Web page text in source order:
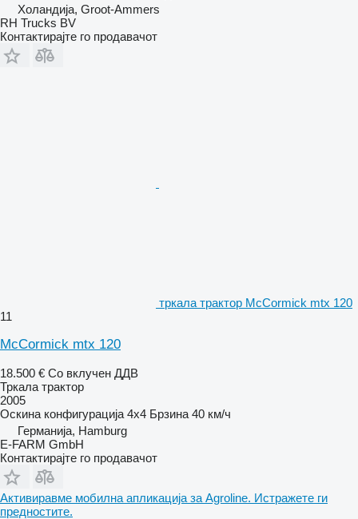
Холандија, Groot-Ammers
RH Trucks BV
Контактирајте го продавачот
тркала трактор McCormick mtx 120
11
McCormick mtx 120
18.500 € Со вклучен ДДВ
Тркала трактор
2005
Оскина конфигурација 4x4 Брзина 40 км/ч
Германија, Hamburg
E-FARM GmbH
Контактирајте го продавачот
Активиравме мобилна апликација за Agroline. Истражете ги
предностите.